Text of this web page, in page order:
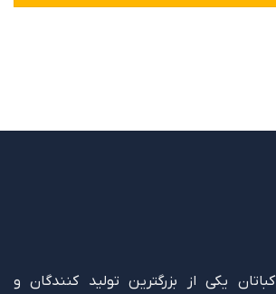
یکی از بزرگترین تولید کنندگان و